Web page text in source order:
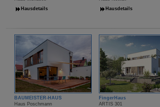
Hausdetails
Hausdetails
BAUMEISTER-HAUS
Haus Poschmann
FingerHaus
ARTIS 301